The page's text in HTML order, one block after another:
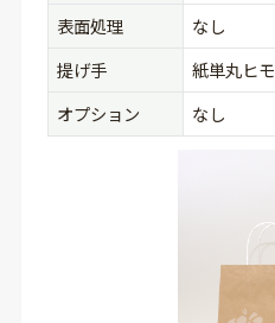
表面処理
なし
提げ手
紙単丸ヒモ
オプション
なし